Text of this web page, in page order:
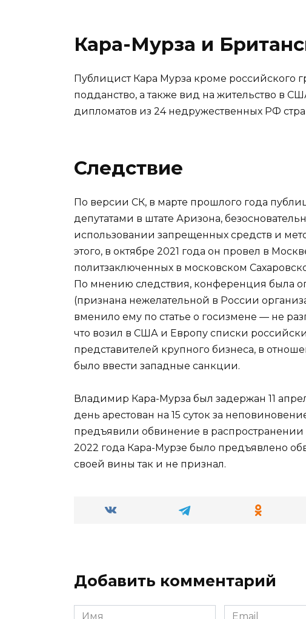
Кара-Мурза и
Публицист Кара Мурза кроме российского
подданство, а также вид на жительство в
дипломатов из 24 недружественных РФ
Следствие
По версии СК, в марте прошлого года
депутатами в штате Аризона,
использовании запрещенных средств и
этого, в октябре 2021 года он провел в
политзаключенных в московском
По мнению следствия, конференция была
(признана нежелательной в России
вменило ему по статье о госизмене — не
что возил в США и Европу списки
представителей крупного бизнеса, в
было ввести западные санкции.
Владимир Кара-Мурза был задержан 11
день арестован на 15 суток за
предъявили обвинение в
2022 года Кара-Мурзе было предъявлено
своей вины так и не признал.
Добавить комментарий
Имя
Email